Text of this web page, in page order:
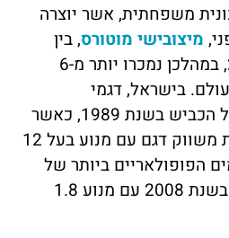
משפחתית, אשר יוצרה
מיצובישי מוטורס, בין
השנים 1973 עד 2017, במהלכן נמכרו יותר מ-6
בישראל, דגמי
המיצובישי לנסר עלו על הכביש בשנת 1989, כאשר
בשנת 1991 החל להיות משווק דגם עם מנוע בעל 12
הפופולאריים ביותר של
המיצובישי לנסר שווק בשנת 2008 עם מנוע 1.8